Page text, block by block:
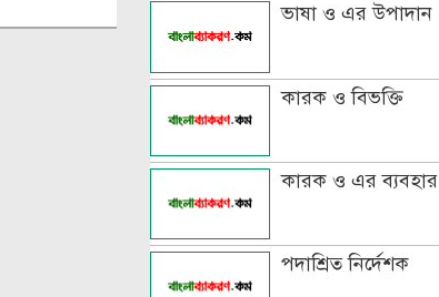
ভাষা ও এর উপাদান
কারক ও বিভক্তি
কারক ও এর ব্যবহার
পদাশ্রিত নির্দেশক